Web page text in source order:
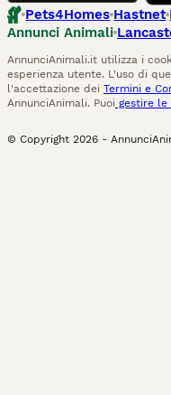
Pets4Homes Hastnet
Annunci Animali
AnnunciAnimali.it utilizza i
esperienza utente. L'uso di
l'accettazione dei Termini e
AnnunciAnimali. Puoi gestire le
© Copyright 2026 -